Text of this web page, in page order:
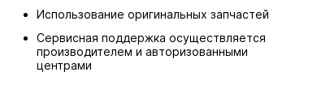
Использование оригинальных запчастей
Сервисная поддержка осуществляется
производителем и авторизованными
центрами